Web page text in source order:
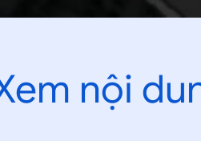
nội